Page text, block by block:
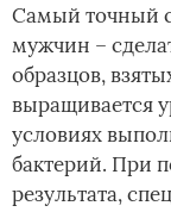
Самый точный
мужчин –
образцов,
выращивается
условиях
бактерий. При
результата,